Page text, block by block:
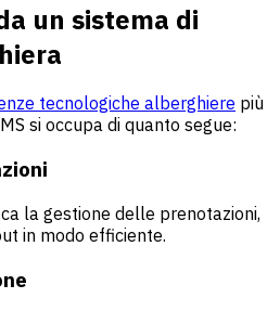
un sistema di
tecnologiche alberghiere più
si occupa di quanto segue:
la gestione delle prenotazioni,
in modo efficiente.